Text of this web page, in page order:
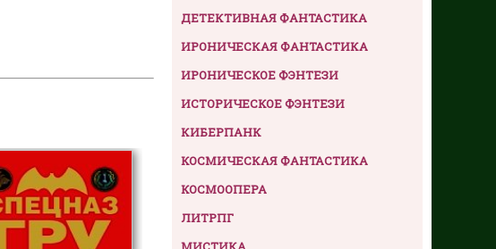
ДЕТЕКТИВНАЯ ФАНТАСТИКА
ИРОНИЧЕСКАЯ ФАНТАСТИКА
ИРОНИЧЕСКОЕ ФЭНТЕЗИ
ИСТОРИЧЕСКОЕ ФЭНТЕЗИ
КИБЕРПАНК
КОСМИЧЕСКАЯ ФАНТАСТИКА
КОСМООПЕРА
ЛИТРПГ